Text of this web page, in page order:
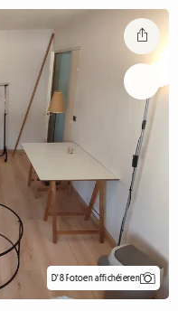
D'8 Fotoen affichéieren